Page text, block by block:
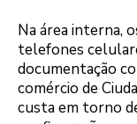
Na área interna,
telefones
documentação
comércio de
custa em torno